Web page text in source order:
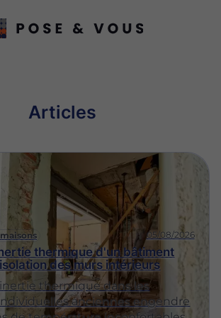
Articles
05/08/2026
thermique d'un bâtiment
des murs intérieurs
thermique dans les
anciennes engendre